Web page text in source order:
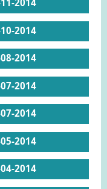
2014
2014
2014
2014
2014
2014
2014